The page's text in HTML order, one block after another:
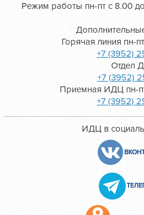
Режим работы пн-пт с 8.00
Горячая линия пн-
+7 (3952)
Отдел
+7 (3952)
Приемная ИДЦ пн-
+7 (3952)
ИДЦ в